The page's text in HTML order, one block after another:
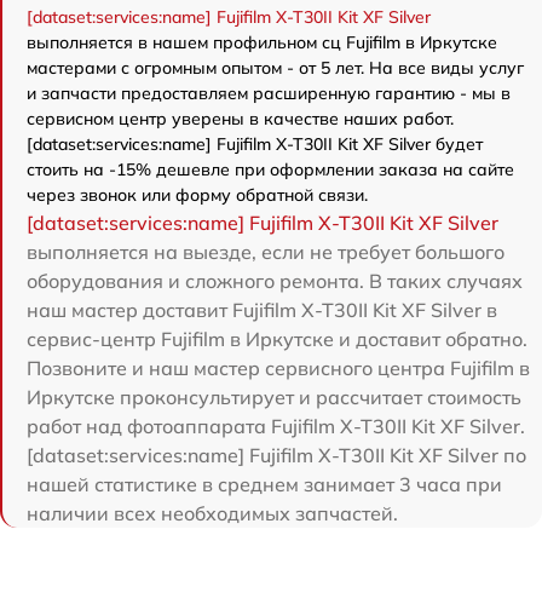
[dataset:services:name] Fujifilm X-T30II Kit XF Silver
выполняется в нашем профильном сц Fujifilm в Иркутске
мастерами с огромным опытом - от 5 лет. На все виды услуг
и запчасти предоставляем расширенную гарантию - мы в
сервисном центр уверены в качестве наших работ.
[dataset:services:name] Fujifilm X-T30II Kit XF Silver будет
стоить на -15% дешевле при оформлении заказа на сайте
через звонок или форму обратной связи.
[dataset:services:name] Fujifilm X-T30II Kit XF Silver
выполняется на выезде, если не требует большого
оборудования и сложного ремонта. В таких случаях
наш мастер доставит Fujifilm X-T30II Kit XF Silver в
сервис-центр Fujifilm в Иркутске и доставит обратно.
Позвоните и наш мастер сервисного центра Fujifilm в
Иркутске проконсультирует и рассчитает стоимость
работ над фотоаппарата Fujifilm X-T30II Kit XF Silver.
[dataset:services:name] Fujifilm X-T30II Kit XF Silver по
нашей статистике в среднем занимает 3 часа при
наличии всех необходимых запчастей.